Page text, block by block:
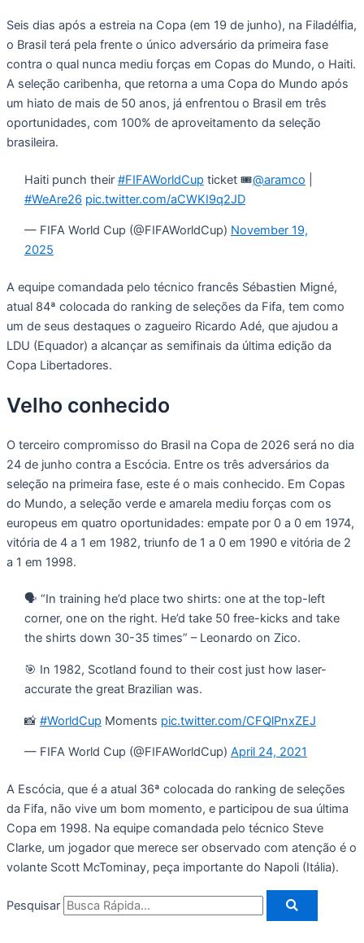
Seis dias após a estreia na Copa (em 19 de junho), na Filadélfia,
o Brasil terá pela frente o único adversário da primeira fase
contra o qual nunca mediu forças em Copas do Mundo, o Haiti.
A seleção caribenha, que retorna a uma Copa do Mundo após
um hiato de mais de 50 anos, já enfrentou o Brasil em três
oportunidades, com 100% de aproveitamento da seleção
brasileira.
Haiti punch their #FIFAWorldCup ticket 🎟️@aramco
#WeAre26 pic.twitter.com/aCWKI9q2JD
— FIFA World Cup (@FIFAWorldCup) November 19,
2025
A equipe comandada pelo técnico francês Sébastien Migné,
atual 84ª colocada do ranking de seleções da Fifa, tem como
um de seus destaques o zagueiro Ricardo Adé, que ajudou a
LDU (Equador) a alcançar as semifinais da última edição da
Copa Libertadores.
Velho conhecido
O terceiro compromisso do Brasil na Copa de 2026 será no dia
24 de junho contra a Escócia. Entre os três adversários da
seleção na primeira fase, este é o mais conhecido. Em Copas
do Mundo, a seleção verde e amarela mediu forças com os
europeus em quatro oportunidades: empate por 0 a 0 em 1974,
vitória de 4 a 1 em 1982, triunfo de 1 a 0 em 1990 e vitória de 2
a 1 em 1998.
🗣️ “In training he’d place two shirts: one at the top-left
corner, one on the right. He’d take 50 free-kicks and take
the shirts down 30-35 times” – Leonardo on Zico.
🎯 In 1982, Scotland found to their cost just how laser-
accurate the great Brazilian was.
📸 #WorldCup Moments pic.twitter.com/CFQlPnxZEJ
— FIFA World Cup (@FIFAWorldCup) April 24, 2021
A Escócia, que é a atual 36ª colocada do ranking de seleções
da Fifa, não vive um bom momento, e participou de sua última
Copa em 1998. Na equipe comandada pelo técnico Steve
Clarke, um jogador que merece ser observado com atenção é o
volante Scott McTominay, peça importante do Napoli (Itália).
Pesquisar